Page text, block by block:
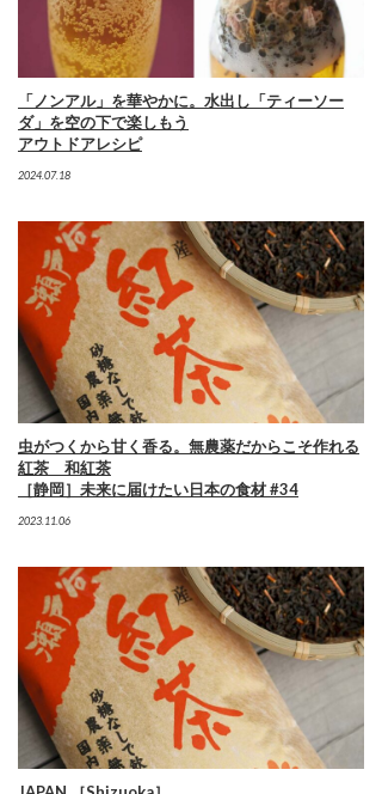
「ノンアル」を華やかに。水出し「ティーソー
ダ」を空の下で楽しもう
アウトドアレシピ
2024.07.18
虫がつくから甘く香る。無農薬だからこそ作れる
紅茶 和紅茶
［静岡］未来に届けたい日本の食材 #34
2023.11.06